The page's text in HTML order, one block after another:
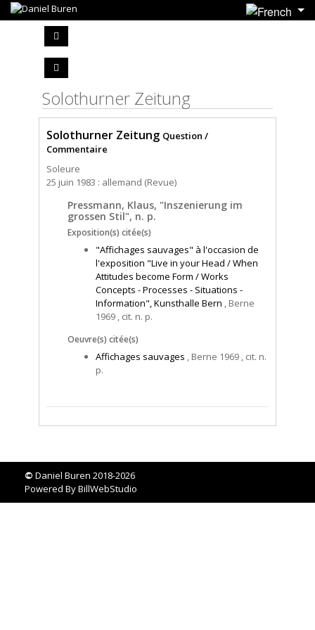
Solothurner Zeitung
Solothurner Zeitung Question /
Commentaire
Soleure
25 juin 1983 : allemand (Revue)
Pressmann, Klaus, "Inszenierung im
grossen Stil", n. p.
Exposition(s) citée(s)
"Affichages sauvages" à l'occasion de
l'exposition "Live in your Head / When
Attitudes become Form / Works
Concepts - Processes - Situations -
Information", Kunsthalle Bern , Berne
1969 , cit. n. p.
Oeuvre(s) citée(s)
Affichages sauvages , Berne 1969 , cit. n.
p.
© Daniel Buren 2018-2026
Powered ByBillWebStudio